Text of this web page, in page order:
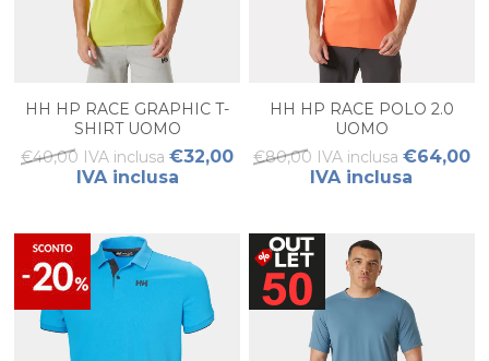
HH HP RACE GRAPHIC T-
SHIRT UOMO
€40,00 IVA inclusa €32,00
IVA inclusa
HH HP RACE POLO 2.0
UOMO
€80,00 IVA inclusa €64,00
IVA inclusa